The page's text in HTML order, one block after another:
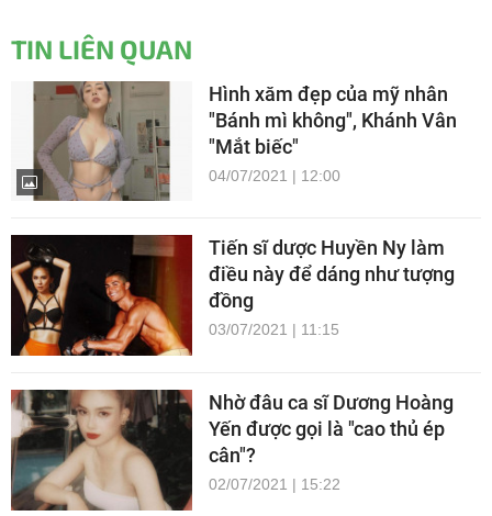
TIN LIÊN QUAN
Hình xăm đẹp của mỹ nhân
"Bánh mì không", Khánh Vân
"Mắt biếc"
04/07/2021 | 12:00
Tiến sĩ dược Huyền Ny làm
điều này để dáng như tượng
đồng
03/07/2021 | 11:15
Nhờ đâu ca sĩ Dương Hoàng
Yến được gọi là "cao thủ ép
cân"?
02/07/2021 | 15:22